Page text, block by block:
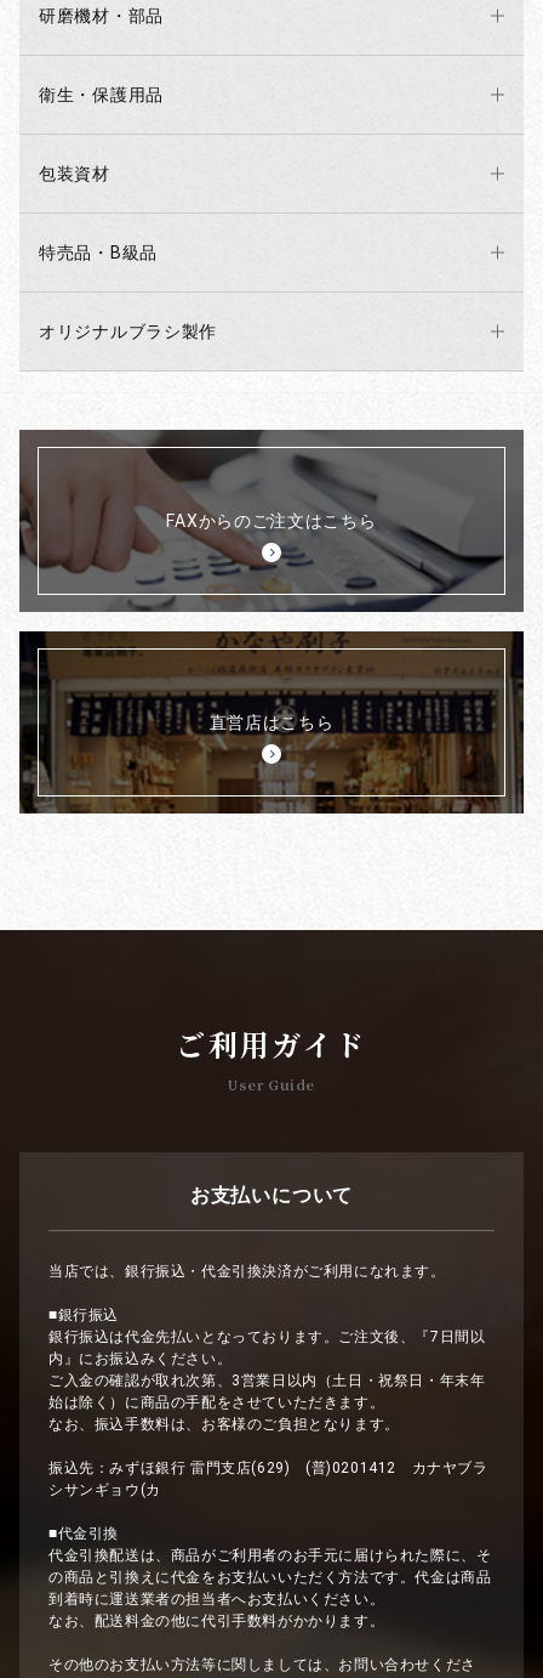
研磨機材・部品
衛生・保護用品
包装資材
特売品・B級品
オリジナルブラシ製作
FAXからのご注文はこちら
直営店はこちら
ご利用ガイド
User Guide
お支払いについて
当店では、銀行振込・代金引換決済がご利用になれます。
■銀行振込
銀行振込は代金先払いとなっております。ご注文後、『7日間以
内』にお振込みください。
ご入金の確認が取れ次第、3営業日以内（土日・祝祭日・年末年
始は除く）に商品の手配をさせていただきます。
なお、振込手数料は、お客様のご負担となります。
振込先：みずほ銀行 雷門支店(629) (普)0201412 カナヤブラ
シサンギョウ(カ
■代金引換
代金引換配送は、商品がご利用者のお手元に届けられた際に、そ
の商品と引換えに代金をお支払いいただく方法です。代金は商品
到着時に運送業者の担当者へお支払いください。
なお、配送料金の他に代引手数料がかかります。
その他のお支払い方法等に関しましては、お問い合わせくださ